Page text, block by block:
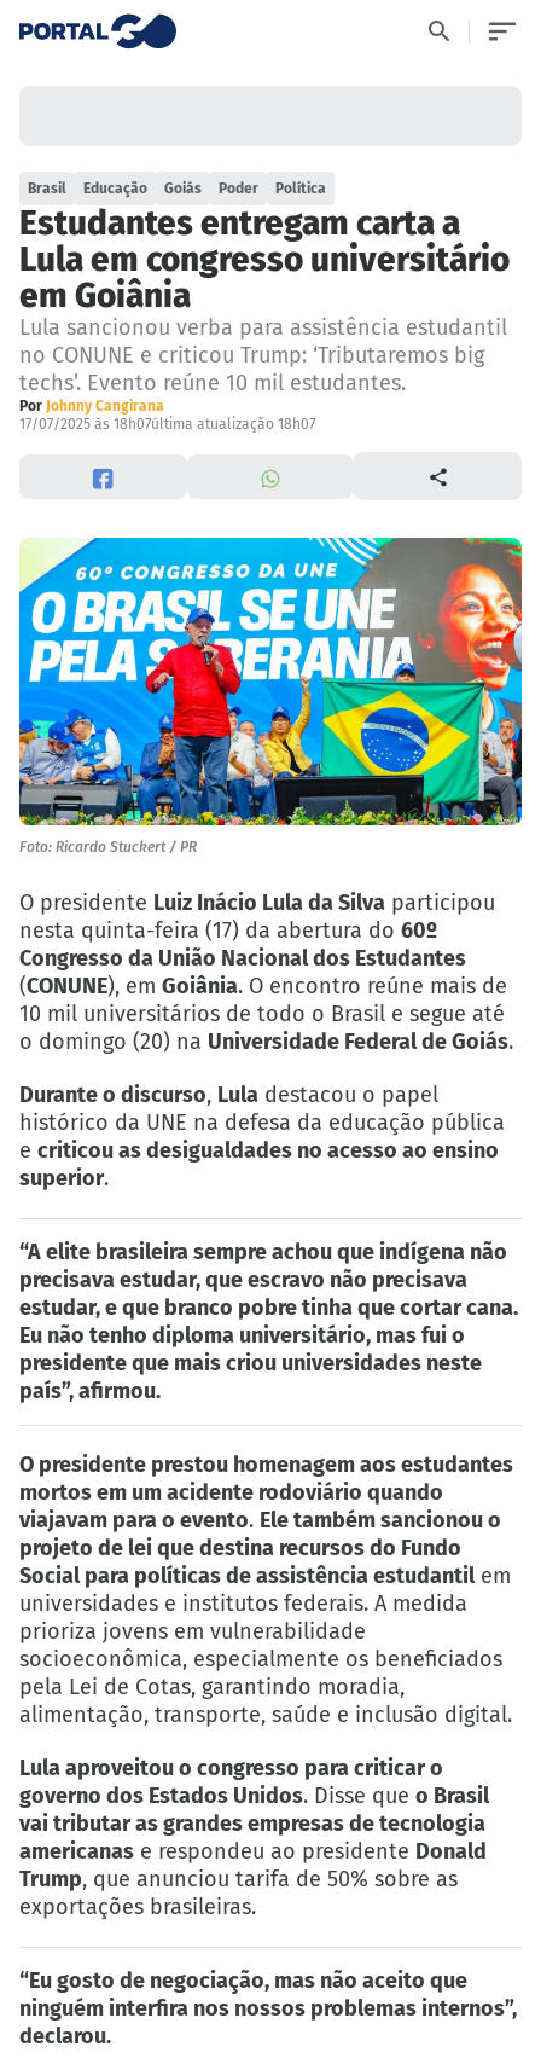
Brasil Educação Goiás Poder Política
Estudantes entregam carta a
Lula em congresso universitário
em Goiânia
Lula sancionou verba para assistência estudantil
no CONUNE e criticou Trump: ‘Tributaremos big
techs’. Evento reúne 10 mil estudantes.
Por Johnny Cangirana
17/07/2025 às 18h07última atualização 18h07
Foto: Ricardo Stuckert / PR
O presidente Luiz Inácio Lula da Silva participou
nesta quinta-feira (17) da abertura do 60º
Congresso da União Nacional dos Estudantes
(CONUNE), em Goiânia. O encontro reúne mais de
10 mil universitários de todo o Brasil e segue até
o domingo (20) na Universidade Federal de Goiás.
Durante o discurso, Lula destacou o papel
histórico da UNE na defesa da educação pública
e criticou as desigualdades no acesso ao ensino
superior.
“A elite brasileira sempre achou que indígena não
precisava estudar, que escravo não precisava
estudar, e que branco pobre tinha que cortar cana.
Eu não tenho diploma universitário, mas fui o
presidente que mais criou universidades neste
país”, afirmou.
O presidente prestou homenagem aos estudantes
mortos em um acidente rodoviário quando
viajavam para o evento. Ele também sancionou o
projeto de lei que destina recursos do Fundo
Social para políticas de assistência estudantilem
universidades e institutos federais. A medida
prioriza jovens em vulnerabilidade
socioeconômica, especialmente os beneficiados
pela Lei de Cotas, garantindo moradia,
alimentação, transporte, saúde e inclusão digital.
Lula aproveitou o congresso para criticar o
governo dos Estados Unidos. Disse que o Brasil
vai tributar as grandes empresas de tecnologia
americanas e respondeu ao presidente Donald
Trump, que anunciou tarifa de 50% sobre as
exportações brasileiras.
“Eu gosto de negociação, mas não aceito que
ninguém interfira nos nossos problemas internos”,
declarou.